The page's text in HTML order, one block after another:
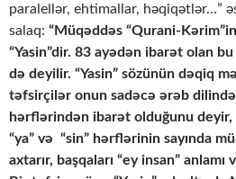
paralellər, ehtimallar, həqiqətlər…”
salaq: “Müqəddəs “Qurani-
“Yasin”dir. 83 ayədən ibarət olan
də deyilir. “Yasin” sözünün dəqiq
təfsirçilər onun sadəcə ərəb
hərflərindən ibarət olduğunu
“ya” və “sin” hərflərinin sayında
axtarır, başqaları “ey insan”